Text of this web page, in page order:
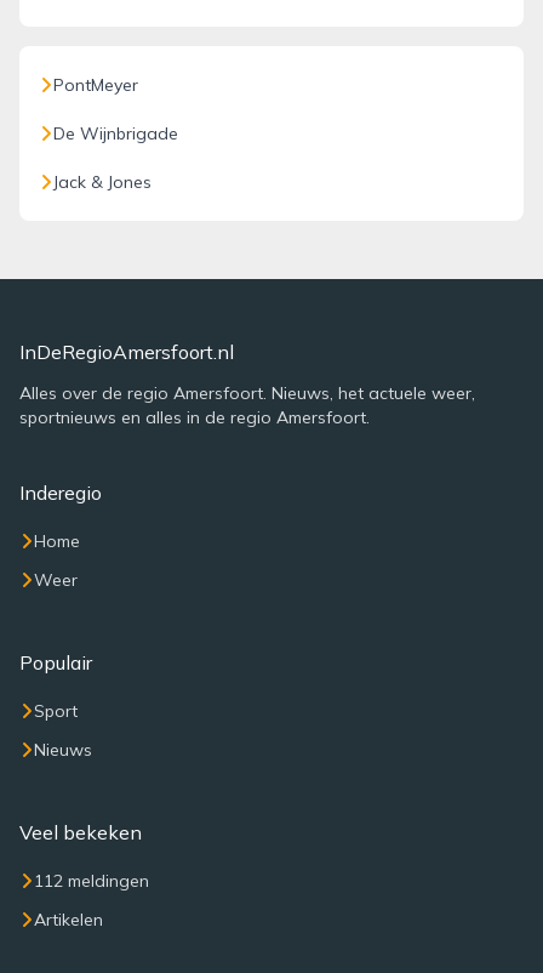
PontMeyer
De Wijnbrigade
Jack & Jones
InDeRegioAmersfoort.nl
Alles over de regio Amersfoort. Nieuws, het actuele weer,
sportnieuws en alles in de regio Amersfoort.
Inderegio
Home
Weer
Populair
Sport
Nieuws
Veel bekeken
112 meldingen
Artikelen